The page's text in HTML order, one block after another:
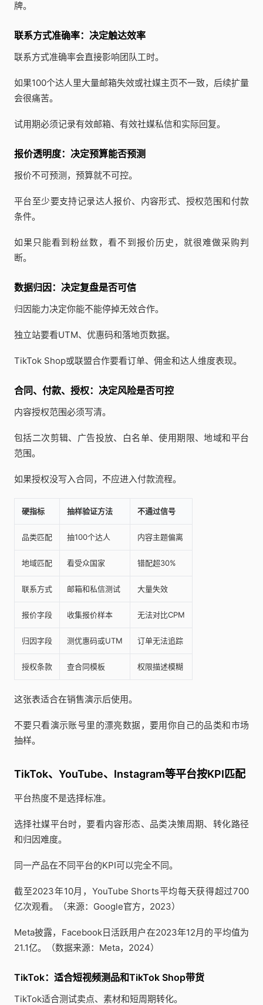
牌。
联系方式准确率：决定触达效率
联系方式准确率会直接影响团队工时。
如果100个达人里大量邮箱失效或社媒主页不一致，后续扩量
会很痛苦。
试用期必须记录有效邮箱、有效社媒私信和实际回复。
报价透明度：决定预算能否预测
报价不可预测，预算就不可控。
平台至少要支持记录达人报价、内容形式、授权范围和付款
条件。
如果只能看到粉丝数，看不到报价历史，就很难做采购判
断。
数据归因：决定复盘是否可信
归因能力决定你能不能停掉无效合作。
独立站要看UTM、优惠码和落地页数据。
TikTok Shop或联盟合作要看订单、佣金和达人维度表现。
合同、付款、授权：决定风险是否可控
内容授权范围必须写清。
包括二次剪辑、广告投放、白名单、使用期限、地域和平台
范围。
如果授权没写入合同，不应进入付款流程。
硬指标 抽样验证方法 不通过信号
品类匹配 抽100个达人 内容主题偏离
地域匹配 看受众国家 错配超30%
联系方式 邮箱和私信测试 大量失效
报价字段 收集报价样本 无法对比CPM
归因字段 测优惠码或UTM 订单无法追踪
授权条款 查合同模板 权限描述模糊
这张表适合在销售演示后使用。
不要只看演示账号里的漂亮数据，要用你自己的品类和市场
抽样。
TikTok、YouTube、Instagram等平台按KPI匹配
平台热度不是选择标准。
选择社媒平台时，要看内容形态、品类决策周期、转化路径
和归因难度。
同一产品在不同平台的KPI可以完全不同。
截至2023年10月，YouTube Shorts平均每天获得超过700
亿次观看。（来源：Google官方，2023）
Meta披露，Facebook日活跃用户在2023年12月的平均值为
21.1亿。（数据来源：Meta，2024）
TikTok：适合短视频测品和TikTok Shop带货
TikTok适合测试卖点、素材和短周期转化。